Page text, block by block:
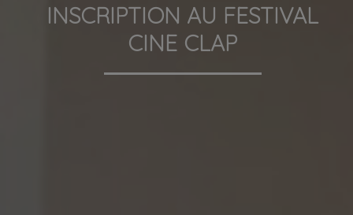
INSCRIPTION AU FESTIVAL
CINE CLAP